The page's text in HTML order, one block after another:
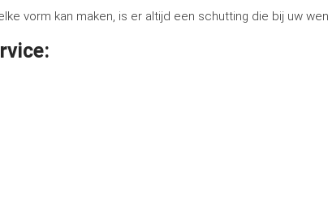
vorm kan maken, is er altijd een schutting die bij uw